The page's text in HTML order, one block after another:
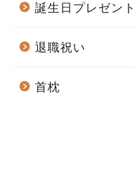
誕生日プレゼント
退職祝い
首枕